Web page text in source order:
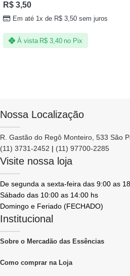
R$ 3,50
Em até 1x de R$3,50sem juros
À vista R$3,40 no Pix
Nossa Localização
R. Gastão do Regô Monteiro, 533 São
(11) 3731-2452 | (11) 97700-2285
Visite nossa loja
De segunda a sexta-feira das 9:00 as
Sábado das 10:00 as 14:00 hs
Domingo e Feriado (FECHADO)
Institucional
Sobre o Mercadão das Essências
Como comprar na Loja